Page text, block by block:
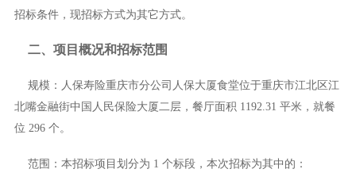
招标条件，现招标方式为其它方式。
二、项目概况和招标范围
规模： 人保寿险重庆市分公司人保大厦食堂位于重庆市江北区江
北嘴金融街中国人民保险大厦二层，餐厅面积 1192.31 平米，就餐
位 296 个。
范围：本招标项目划分为 1 个标段，本次招标为其中的：